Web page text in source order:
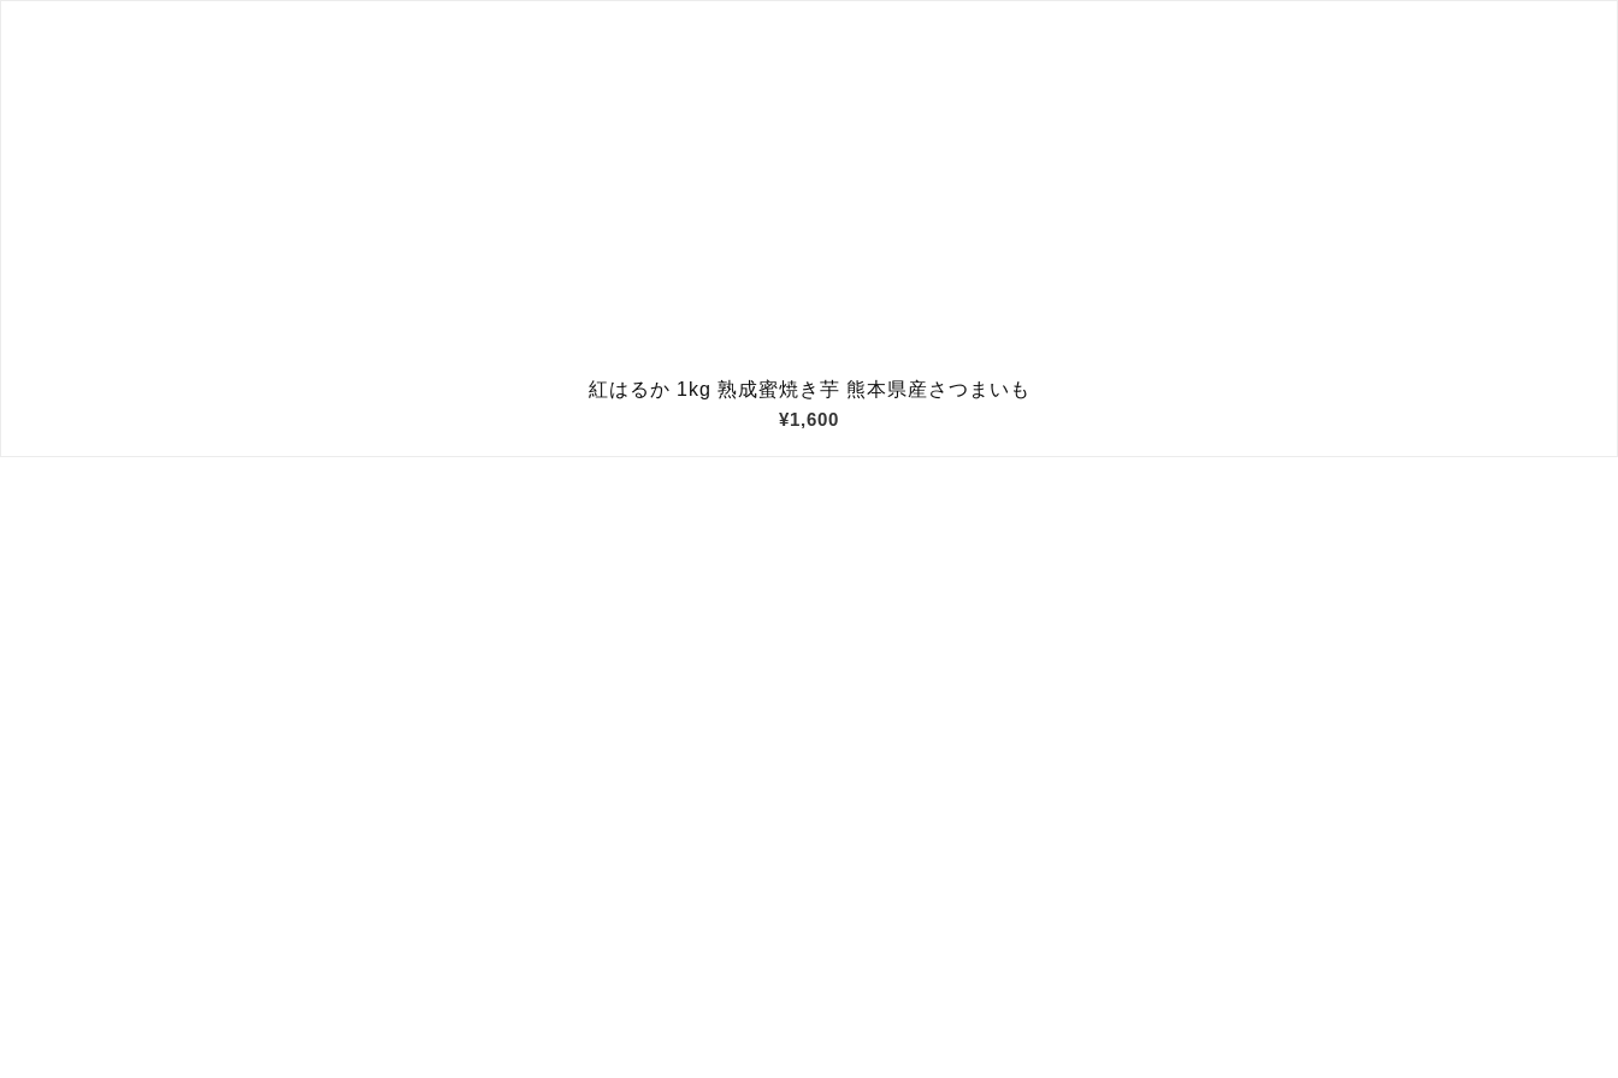
紅はるか 1kg 熟成蜜焼き芋 熊本県産さつまいも
¥1,600